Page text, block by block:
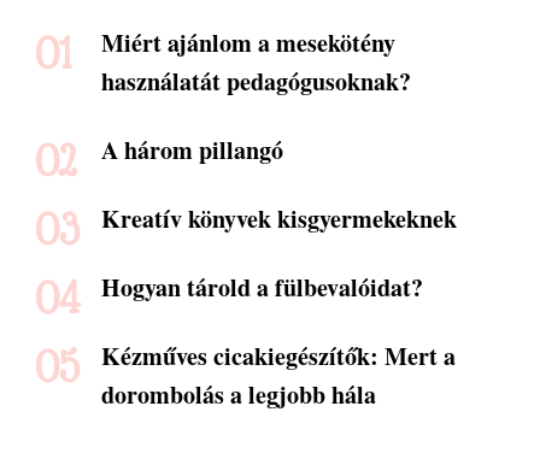
Miért ajánlom a mesekötény
használatát pedagógusoknak?
A három pillangó
Kreatív könyvek kisgyermekeknek
Hogyan tárold a fülbevalóidat?
Kézműves cicakiegészítők: Mert a
dorombolás a legjobb hála